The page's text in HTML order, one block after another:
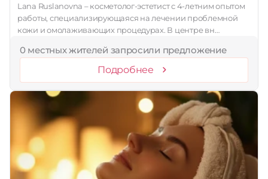
Lana Ruslanovna – косметолог-эстетист с 4-летним опытом
работы, специализирующаяся на лечении проблемной
кожи и омолаживающих процедурах. В центре вн…
0 местных жителей запросили предложение
Подробнее